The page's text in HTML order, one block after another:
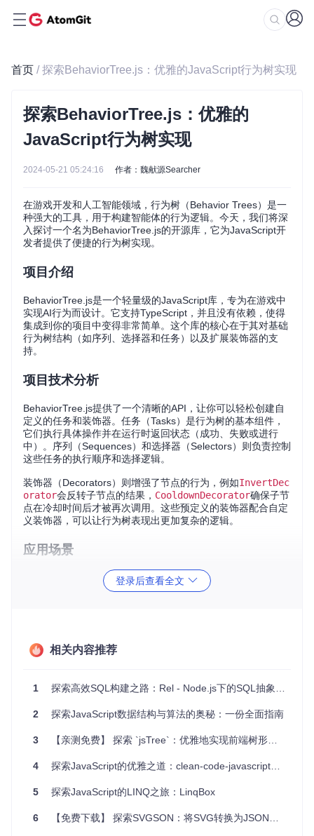
首页 / 探索BehaviorTree.js：优雅的JavaScript行为树实现
探索BehaviorTree.js：优雅的
JavaScript行为树实现
2024-05-21 05:24:16 作者：魏献源Searcher
在游戏开发和人工智能领域，行为树（Behavior Trees）是一
种强大的工具，用于构建智能体的行为逻辑。今天，我们将深
入探讨一个名为BehaviorTree.js的开源库，它为JavaScript开
发者提供了便捷的行为树实现。
项目介绍
BehaviorTree.js是一个轻量级的JavaScript库，专为在游戏中
实现AI行为而设计。它支持TypeScript，并且没有依赖，使得
集成到你的项目中变得非常简单。这个库的核心在于其对基础
行为树结构（如序列、选择器和任务）以及扩展装饰器的支
持。
项目技术分析
BehaviorTree.js提供了一个清晰的API，让你可以轻松创建自
定义的任务和装饰器。任务（Tasks）是行为树的基本组件，
它们执行具体操作并在运行时返回状态（成功、失败或进行
中）。序列（Sequences）和选择器（Selectors）则负责控制
这些任务的执行顺序和选择逻辑。
装饰器（Decorators）则增强了节点的行为，例如InvertDec
orator会反转子节点的结果， CooldownDecorator确保子节
点在冷却时间后才被再次调用。这些预定义的装饰器配合自定
义装饰器，可以让行为树表现出更加复杂的逻辑。
应用场景
BehaviorTree.js适用于多种应用场景：
驶系统。
复杂系统的状态管理，通过行为树来处理多步骤的工作流
解和使用。
可扩展性：支持自定义任务和装饰器，使你能按照需求定制
行为树。
无依赖：零外部依赖，便于集成到任何JavaScript项目中。
量与可维护性。
登录后查看全文
相关内容推荐
1 探索高效SQL构建之路：Rel - Node.js下的SQL抽象语法树管理器
2 探索JavaScript数据结构与算法的奥秘：一份全面指南
3 【亲测免费】 探索 `jsTree`：优雅地实现前端树形数据可视化
4 探索JavaScript的优雅之道：clean-code-javascript指南
5 探索JavaScript的LINQ之旅：LinqBox
6 【免费下载】 探索SVGSON：将SVG转换为JSON的优雅工具